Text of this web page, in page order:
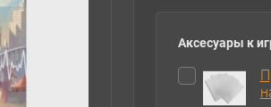
Аксесуары к